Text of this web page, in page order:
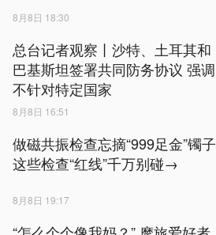
8月8日 18:30
总台记者观察丨沙特、土耳其和
巴基斯坦签署共同防务协议 强调
不针对特定国家
8月8日 16:51
做磁共振检查忘摘“999足金”镯子
这些检查“红线”千万别碰→
8月8日 19:17